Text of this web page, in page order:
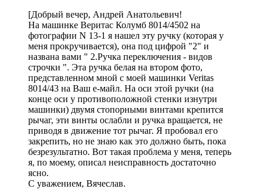
[Добрый вечер, Андрей Анатольевич!
На машинке Веритас Колумб 8014/4502 на
фотографии N 13-1 я нашел эту ручку (которая у
меня прокручивается), она под цифрой "2" и
названа вами " 2.Ручка переключения - видов
строчки ". Эта ручка белая на втором фото,
представленном мной с моей машинки Veritas
8014/43 на Ваш е-майл. На оси этой ручки (на
конце оси у противоположной стенки изнутри
машинки) двумя стопорными винтами крепится
рычаг, эти винты ослабли и ручка вращается, не
приводя в движение тот рычаг. Я пробовал его
закрепить, но не знаю как это должно быть, пока
безрезультатно. Вот такая проблема у меня, теперь
я, по моему, описал неисправность достаточно
ясно.
С уважением, Вячеслав.